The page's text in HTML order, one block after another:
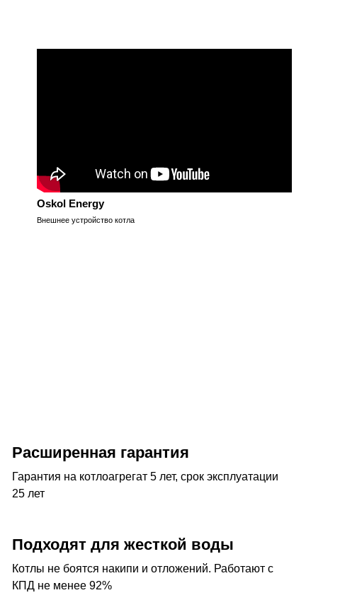
Oskol Energy
Внешнее устройство котла
Расширенная гарантия
Гарантия на котлоагрегат 5 лет, срок эксплуатации
25 лет
Подходят для жесткой воды
Котлы не боятся накипи и отложений. Работают с
КПД не менее 92%